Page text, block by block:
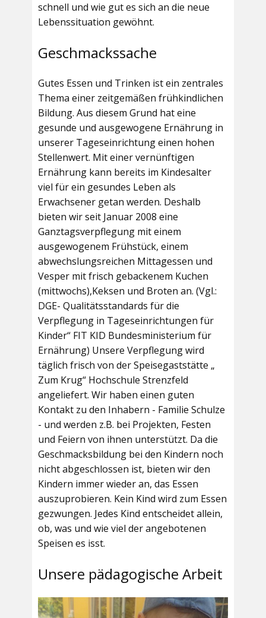
schnell und wie gut es sich an die neue
Lebenssituation gewöhnt.
Geschmackssache
Gutes Essen und Trinken ist ein zentrales
Thema einer zeitgemäßen frühkindlichen
Bildung. Aus diesem Grund hat eine
gesunde und ausgewogene Ernährung in
unserer Tageseinrichtung einen hohen
Stellenwert. Mit einer vernünftigen
Ernährung kann bereits im Kindesalter
viel für ein gesundes Leben als
Erwachsener getan werden. Deshalb
bieten wir seit Januar 2008 eine
Ganztagsverpflegung mit einem
ausgewogenem Frühstück, einem
abwechslungsreichen Mittagessen und
Vesper mit frisch gebackenem Kuchen
(mittwochs),Keksen und Broten an. (Vgl.:
DGE- Qualitätsstandards für die
Verpflegung in Tageseinrichtungen für
Kinder“ FIT KID Bundesministerium für
Ernährung) Unsere Verpflegung wird
täglich frisch von der Speisegaststätte „
Zum Krug“ Hochschule Strenzfeld
angeliefert. Wir haben einen guten
Kontakt zu den Inhabern - Familie Schulze
- und werden z.B. bei Projekten, Festen
und Feiern von ihnen unterstützt. Da die
Geschmacksbildung bei den Kindern noch
nicht abgeschlossen ist, bieten wir den
Kindern immer wieder an, das Essen
auszuprobieren. Kein Kind wird zum Essen
gezwungen. Jedes Kind entscheidet allein,
ob, was und wie viel der angebotenen
Speisen es isst.
Unsere pädagogische Arbeit